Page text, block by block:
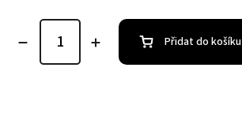
Přidat do košíku